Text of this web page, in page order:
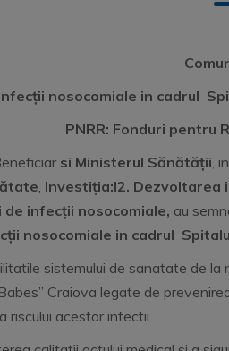
nosocomiale in cadrul
PNRR: Fonduri pentru
si Ministerul Sănătății,
, Investiția:I2. Dezvoltarea
infecții nosocomiale, au
nosocomiale in cadrul
sistemului de sanatate de
Craiova legate de
riscului acestor infectii.